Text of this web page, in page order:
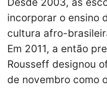
incorporar o ensino
cultura afro-
Em 2011, a então
Rousseff designou
de novembro como